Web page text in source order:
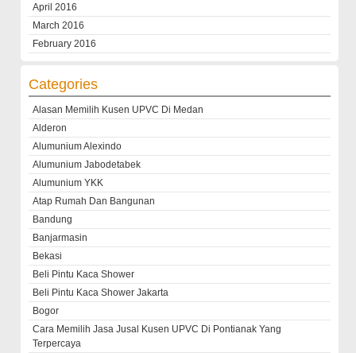
April 2016
March 2016
February 2016
Categories
Alasan Memilih Kusen UPVC Di Medan
Alderon
Alumunium Alexindo
Alumunium Jabodetabek
Alumunium YKK
Atap Rumah Dan Bangunan
Bandung
Banjarmasin
Bekasi
Beli Pintu Kaca Shower
Beli Pintu Kaca Shower Jakarta
Bogor
Cara Memilih Jasa Jusal Kusen UPVC Di Pontianak Yang
Terpercaya